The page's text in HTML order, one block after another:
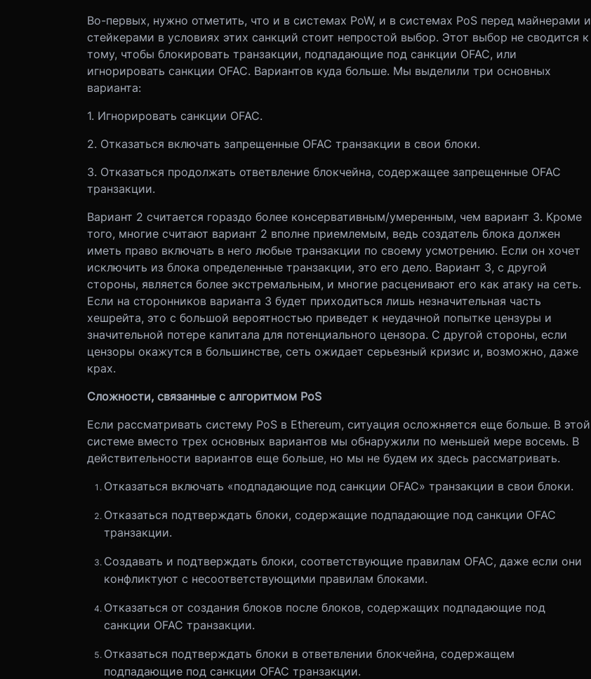
Во-первых, нужно отметить, что и в системах PoW, и в системах PoS перед майнерами и
стейкерами в условиях этих санкций стоит непростой выбор. Этот выбор не сводится к
тому, чтобы блокировать транзакции, подпадающие под санкции OFAC, или
игнорировать санкции OFAC. Вариантов куда больше. Мы выделили три основных
варианта:
1. Игнорировать санкции OFAC.
2. Отказаться включать запрещенные OFAC транзакции в свои блоки.
3. Отказаться продолжать ответвление блокчейна, содержащее запрещенные OFAC
транзакции.
Вариант 2 считается гораздо более консервативным/умеренным, чем вариант 3. Кроме
того, многие считают вариант 2 вполне приемлемым, ведь создатель блока должен
иметь право включать в него любые транзакции по своему усмотрению. Если он хочет
исключить из блока определенные транзакции, это его дело. Вариант 3, с другой
стороны, является более экстремальным, и многие расценивают его как атаку на сеть.
Если на сторонников варианта 3 будет приходиться лишь незначительная часть
хешрейта, это с большой вероятностью приведет к неудачной попытке цензуры и
значительной потере капитала для потенциального цензора. С другой стороны, если
цензоры окажутся в большинстве, сеть ожидает серьезный кризис и, возможно, даже
крах.
Сложности, связанные с алгоритмом РoS
Если рассматривать систему PoS в Ethereum, ситуация осложняется еще больше. В этой
системе вместо трех основных вариантов мы обнаружили по меньшей мере восемь. В
действительности вариантов еще больше, но мы не будем их здесь рассматривать.
Отказаться включать «подпадающие под санкции OFAC» транзакции в свои блоки.
Отказаться подтверждать блоки, содержащие подпадающие под санкции OFAC
транзакции.
Создавать и подтверждать блоки, соответствующие правилам OFAC, даже если они
конфликтуют с несоответствующими правилам блоками.
Отказаться от создания блоков после блоков, содержащих подпадающие под
санкции OFAC транзакции.
Отказаться подтверждать блоки в ответвлении блокчейна, содержащем
подпадающие под санкции OFAC транзакции.